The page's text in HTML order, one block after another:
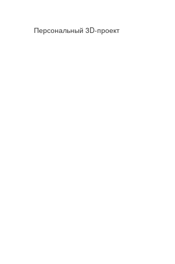
Персональный 3D‑проект